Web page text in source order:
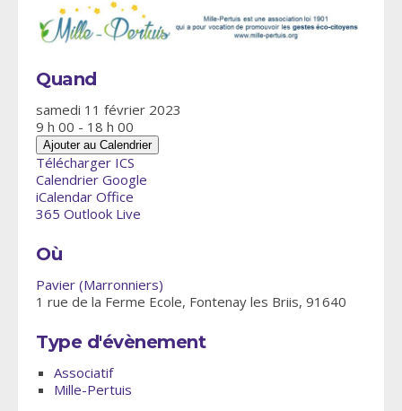
Quand
samedi 11 février 2023
9 h 00 - 18 h 00
Ajouter au Calendrier
Télécharger ICS
Calendrier Google
iCalendar Office
365 Outlook Live
Où
Pavier (Marronniers)
1 rue de la Ferme Ecole, Fontenay les Briis, 91640
Type d'évènement
Associatif
Mille-Pertuis